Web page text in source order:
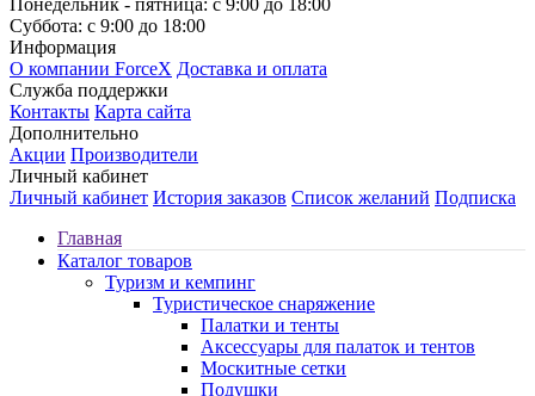
Суббота: с 9:00 до 18:00
Информация
О компании ForceX Доставка и оплата
Служба поддержки
Контакты Карта сайта
Дополнительно
Акции Производители
Личный кабинет
Личный кабинет История заказов Список желаний Подписка
Главная
Каталог товаров
Туризм и кемпинг
Туристическое снаряжение
Палатки и тенты
Аксессуары для палаток и тентов
Москитные сетки
Подушки